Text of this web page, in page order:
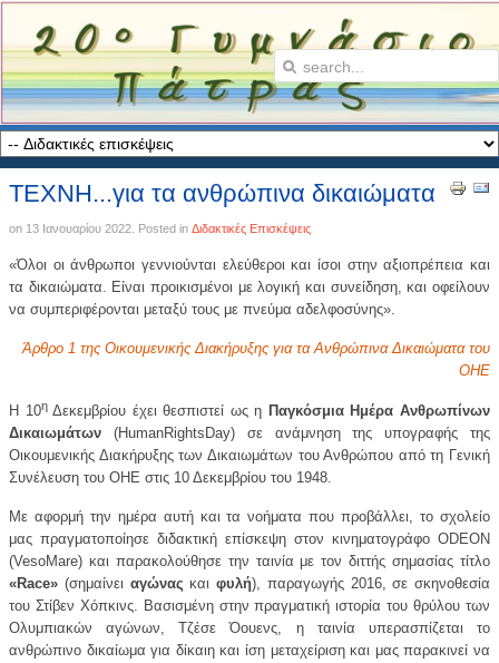
ΤΕΧΝΗ...για τα ανθρώπινα δικαιώματα
on 13 Ιανουαρίου 2022 . Posted in Διδακτικές Επισκέψεις
«Όλοι οι άνθρωποι γεννιούνται ελεύθεροι και ίσοι στην αξιοπρέπεια και
τα δικαιώματα. Είναι προικισμένοι με λογική και συνείδηση, και οφείλουν
να συμπεριφέρονται μεταξύ τους με πνεύμα αδελφοσύνης».
Άρθρο 1 της Οικουμενικής Διακήρυξης για τα Ανθρώπινα Δικαιώματα του
ΟΗΕ
Η 10ηΔεκεμβρίου έχει θεσπιστεί ως η Παγκόσμια Ημέρα Ανθρωπίνων
Δικαιωμάτων (HumanRights Day) σε ανάμνηση της υπογραφής της
Οικουμενικής Διακήρυξης των Δικαιωμάτων του Ανθρώπου από τη Γενική
Συνέλευση του ΟΗΕ στις 10 Δεκεμβρίου του 1948.
Με αφορμή την ημέρα αυτή και τα νοήματα που προβάλλει, το σχολείο
μας πραγματοποίησε διδακτική επίσκεψη στον κινηματογράφο ODEON
(VesoMare) και παρακολούθησε την ταινία με τον διττής σημασίας τίτλο
«Race» (σημαίνει αγώνας και φυλή), παραγωγής 2016, σε σκηνοθεσία
του Στίβεν Χόπκινς. Βασισμένη στην πραγματική ιστορία του θρύλου των
Ολυμπιακών αγώνων, Τζέσε Όουενς, η ταινία υπερασπίζεται το
ανθρώπινο δικαίωμα για δίκαιη και ίση μεταχείριση και μας παρακινεί να